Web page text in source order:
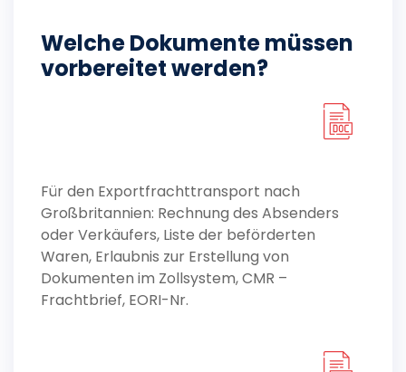
Welche Dokumente müssen
vorbereitet werden?
Für den Exportfrachttransport nach
Großbritannien: Rechnung des Absenders
oder Verkäufers, Liste der beförderten
Waren, Erlaubnis zur Erstellung von
Dokumenten im Zollsystem, CMR –
Frachtbrief, EORI-Nr.